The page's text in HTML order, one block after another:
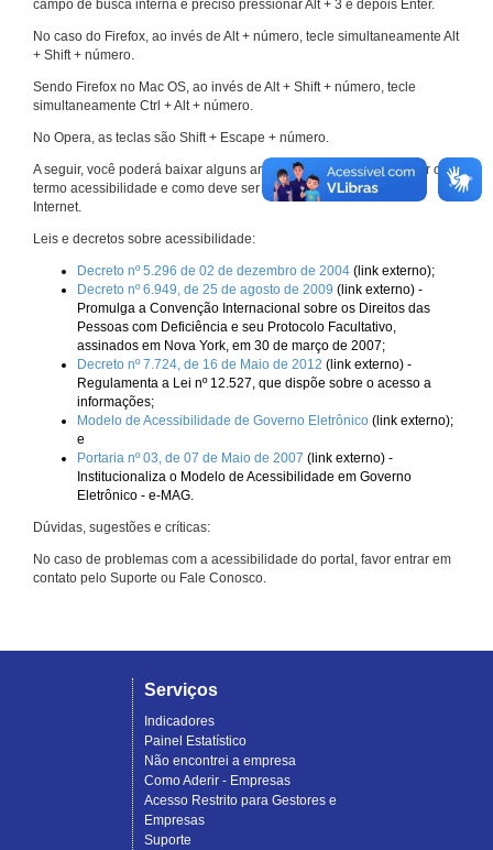
campo de busca interna é preciso pressionar Alt + 3 e depois Enter.
No caso do Firefox, ao invés de Alt + número, tecle simultaneamente Alt
+ Shift + número.
Sendo Firefox no Mac OS, ao invés de Alt + Shift + número, tecle
simultaneamente Ctrl + Alt + número.
No Opera, as teclas são Shift + Escape + número.
A seguir, você poderá baixar alguns arquivos que explicam melhor o
termo acessibilidade e como deve ser implementado nos sites da
Internet.
Leis e decretos sobre acessibilidade:
Decreto nº 5.296 de 02 de dezembro de 2004 (link externo);
Decreto nº 6.949, de 25 de agosto de 2009 (link externo) -
Promulga a Convenção Internacional sobre os Direitos das
Pessoas com Deficiência e seu Protocolo Facultativo,
assinados em Nova York, em 30 de março de 2007;
Decreto nº 7.724, de 16 de Maio de 2012 (link externo) -
Regulamenta a Lei nº 12.527, que dispõe sobre o acesso a
informações;
Modelo de Acessibilidade de Governo Eletrônico (link externo);
e
Portaria nº 03, de 07 de Maio de 2007 (link externo) -
Institucionaliza o Modelo de Acessibilidade em Governo
Eletrônico - e-MAG.
Dúvidas, sugestões e críticas:
No caso de problemas com a acessibilidade do portal, favor entrar em
contato pelo Suporte ou Fale Conosco.
Serviços
Indicadores
Painel Estatístico
Não encontrei a empresa
Como Aderir - Empresas
Acesso Restrito para Gestores e
Empresas
Suporte